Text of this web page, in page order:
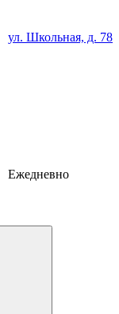
ул. Школьная, д. 78
Ежедневно